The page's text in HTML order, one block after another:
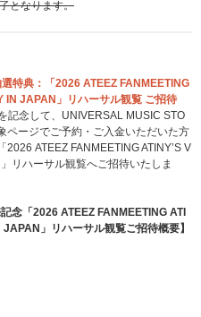
となります。
特典：「2026 ATEEZ FANMEETING
IN JAPAN」リハーサル観覧 ご招待
記念して、UNIVERSAL MUSIC STO
ページでご予約・ご入金いただいた方
ATEEZ FANMEETING ATINY’S V
リハーサル観覧へご招待いたしま
念「2026 ATEEZ FANMEETING ATI
」リハーサル観覧ご招待概要】